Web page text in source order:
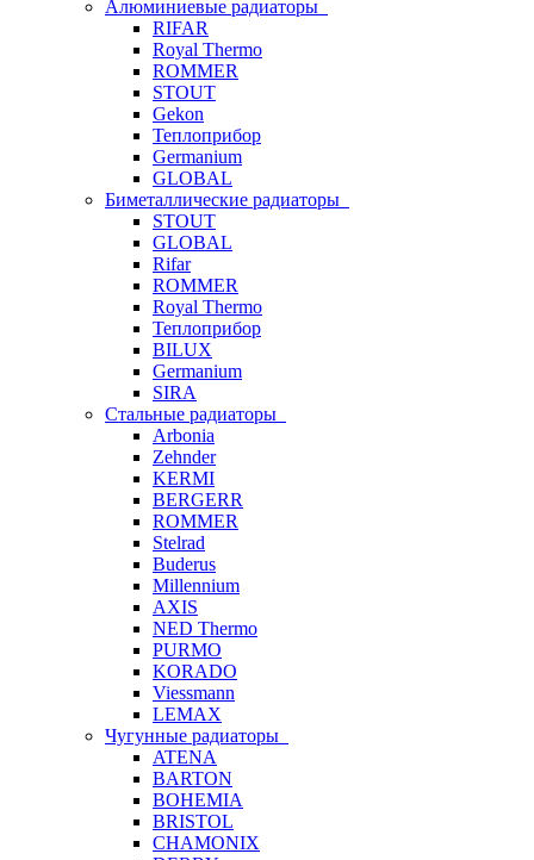
Алюминиевые радиаторы
RIFAR
Royal Thermo
ROMMER
STOUT
Gekon
Теплоприбор
Germanium
GLOBAL
Биметаллические радиаторы
STOUT
GLOBAL
Rifar
ROMMER
Royal Thermo
Теплоприбор
BILUX
Germanium
SIRA
Стальные радиаторы
Arbonia
Zehnder
KERMI
BERGERR
ROMMER
Stelrad
Buderus
Millennium
AXIS
NED Thermo
PURMO
KORADO
Viessmann
LEMAX
Чугунные радиаторы
ATENA
BARTON
BOHEMIA
BRISTOL
CHAMONIX